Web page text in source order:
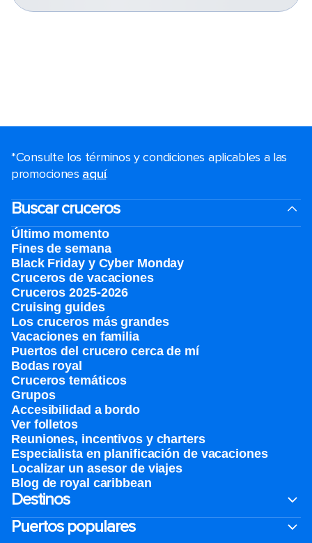
*Consulte los términos y condiciones aplicables a las
promociones aquí.
Buscar cruceros
Último momento
Fines de semana
Black Friday y Cyber Monday
Cruceros de vacaciones
Cruceros 2025-2026
Cruising guides
Los cruceros más grandes
Vacaciones en familia
Puertos del crucero cerca de mí
Bodas royal
Cruceros temáticos
Grupos
Accesibilidad a bordo
Ver folletos
Reuniones, incentivos y charters​
Especialista en planificación de vacaciones
Localizar un asesor de viajes
Blog de royal caribbean
Destinos
Puertos populares